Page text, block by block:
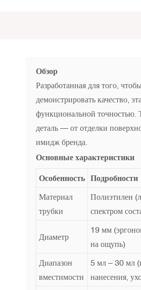
Обзор
Разработанная для того,
демонстрировать качество,
функциональной точностью.
деталь — от отделки
имидж бренда.
Основные характеристики
Особенность Подробности
Материал
трубки
Полиэтилен
спектром
Диаметр
19 мм
на ощупь)
Диапазон
вместимости
5 мл – 30 мл
нанесения,